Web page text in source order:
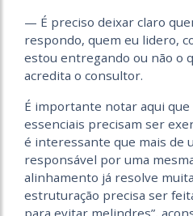
— É preciso deixar claro
respondo, quem eu lidero,
estou entregando ou não o
acredita o consultor.
É importante notar aqui que
essenciais precisam ser
é interessante que mais de
responsável por uma
alinhamento já resolve muita
estruturação precisa ser
para evitar melindres”,